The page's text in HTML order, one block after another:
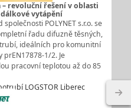
– revoluční řešení v oblasti
vytápění
POLYNET s.r.o. se
řadu difuzně těsných,
ideálních pro komunitní
1/2. Je
pracovní teplotou až do 85
LOGSTOR Liberec